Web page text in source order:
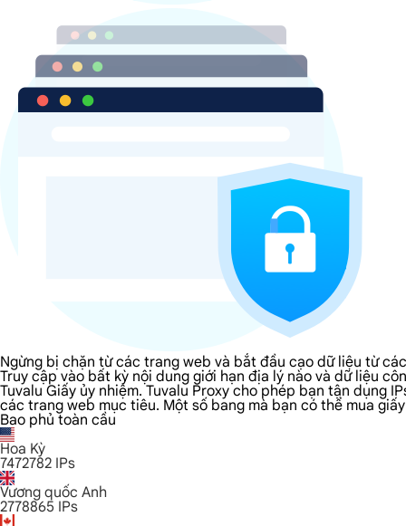
Ngừng bị chặn từ các trang web và bắt đầu cạo dữ liệu từ
Truy cập vào bất kỳ nội dung giới hạn địa lý nào và dữ liệu
Tuvalu Giấy ủy nhiệm. Tuvalu Proxy cho phép bạn tận dụng
các trang web mục tiêu. Một số bang mà bạn có thể mua
Bao phủ toàn cầu
Hoa Kỳ
7472782 IPs
Vương quốc Anh
2778865 IPs